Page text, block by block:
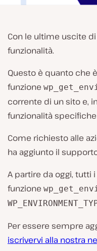
Con le ultime uscite
funzionalità.
Questo è quanto che
funzione
corrente di un sito e,
funzionalità
Come richiesto alle
ha aggiunto il
A partire da oggi, tutti
funzione
Per essere sempre
iscrivervi alla nostra